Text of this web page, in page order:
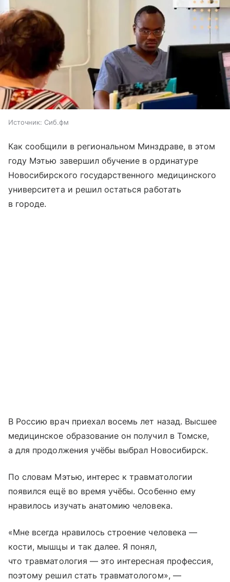
Источник: Сиб.фм
Как сообщили в региональном Минздраве, в этом
году Мэтью завершил обучение в ординатуре
Новосибирского государственного медицинского
университета и решил остаться работать
в городе.
В Россию врач приехал восемь лет назад. Высшее
медицинское образование он получил в Томске,
а для продолжения учёбы выбрал Новосибирск.
По словам Мэтью, интерес к травматологии
появился ещё во время учёбы. Особенно ему
нравилось изучать анатомию человека.
«Мне всегда нравилось строение человека —
кости, мышцы и так далее. Я понял,
что травматология — это интересная профессия,
поэтому решил стать травматологом», —